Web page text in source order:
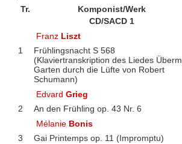
Tr. Komponist/Werk
CD/SACD 1
Franz Liszt
1
Frühlingsnacht S 568
(Klaviertranskription des Liedes Überm
Garten durch die Lüfte von Robert
Schumann)
EdvardGrieg
2
An den Frühling op. 43 Nr. 6
Mélanie Bonis
3
Gai Printemps op. 11 (Impromptu)